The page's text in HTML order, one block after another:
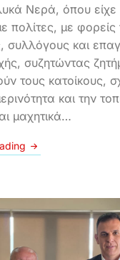
Νερά, όπου είχε
πολίτες, με φορείς
συλλόγους και
συζητώντας
τους κατοίκους,
και την
μαχητικά…